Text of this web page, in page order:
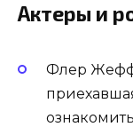
Актеры и
Флер